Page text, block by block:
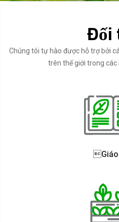
Đối
Chúng tôi tự hào được hỗ trợ bởi
trên thế giới trong các
Giáo